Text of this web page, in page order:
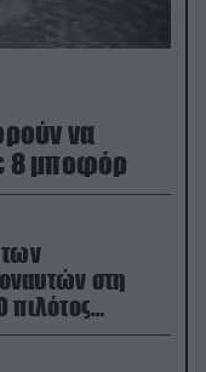
να
8 μποφόρ
των
στη
πιλότος